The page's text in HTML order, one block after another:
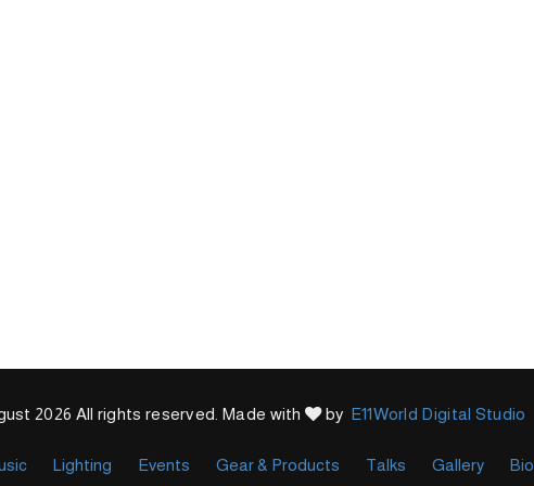
2026 All rights reserved. Made with by E11World Digital Studio
Lighting Events Gear & Products Talks Gallery Bio